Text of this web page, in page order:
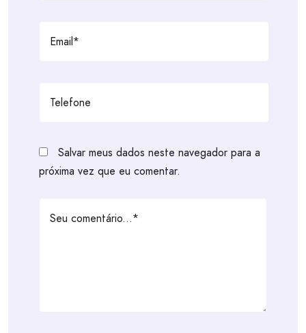
Salvar meus dados neste navegador para a
próxima vez que eu comentar.